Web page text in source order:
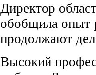
Директор
обобщила опыт
продолжают
Высокий